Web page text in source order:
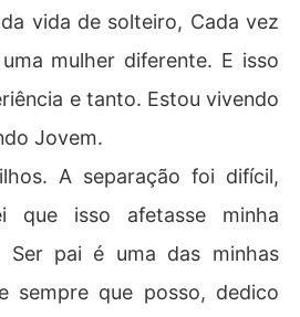
vida de solteiro, Cada vez
mulher diferente. E isso
e tanto. Estou vivendo
Jovem.
A separação foi difícil,
que isso afetasse minha
Ser pai é uma das minhas
sempre que posso, dedico